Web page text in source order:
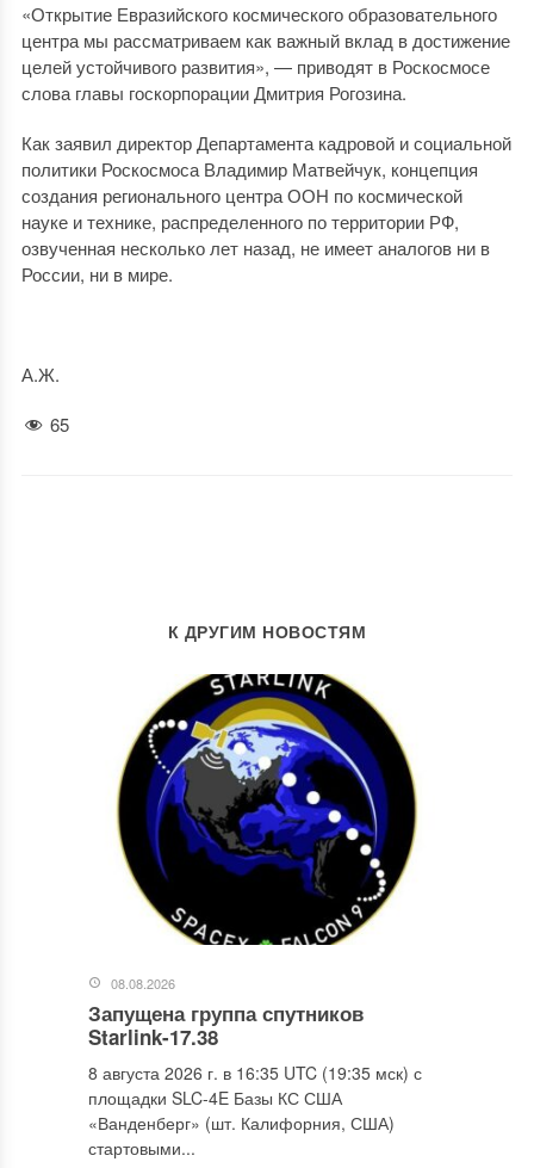
«Открытие Евразийского космического образовательного
центра мы рассматриваем как важный вклад в достижение
целей устойчивого развития», — приводят в Роскосмосе
слова главы госкорпорации Дмитрия Рогозина.
Как заявил директор Департамента кадровой и социальной
политики Роскосмоса Владимир Матвейчук, концепция
создания регионального центра ООН по космической
науке и технике, распределенного по территории РФ,
озвученная несколько лет назад, не имеет аналогов ни в
России, ни в мире.
А.Ж.
65
К ДРУГИМ НОВОСТЯМ
08.08.2026
Запущена группа спутников
Starlink-17.38
8 августа 2026 г. в 16:35 UTC (19:35 мск) с
площадки SLC-4E Базы КС США
«Ванденберг» (шт. Калифорния, США)
стартовыми...